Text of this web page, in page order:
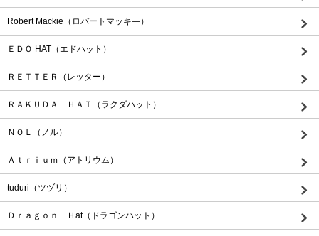
Robert Mackie（ロバートマッキ―）
ＥＤＯ HAT（エドハット）
ＲＥＴＴＥＲ（レッター）
ＲＡＫＵＤＡ ＨＡＴ（ラクダハット）
ＮＯＬ（ノル）
Ａｔｒｉｕｍ（アトリウム）
tuduri（ツヅリ）
Ｄｒａｇｏｎ Ｈat（ドラゴンハット）